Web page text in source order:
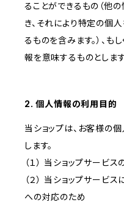
ることができるもの（他
き、それにより特定の個
るものを含みます。）、
報を意味するものとします
2. 個人情報の利用目的
当ショップは、お客様の
します。
（１） 当ショップサービ
（２） 当ショップサービ
への対応のため